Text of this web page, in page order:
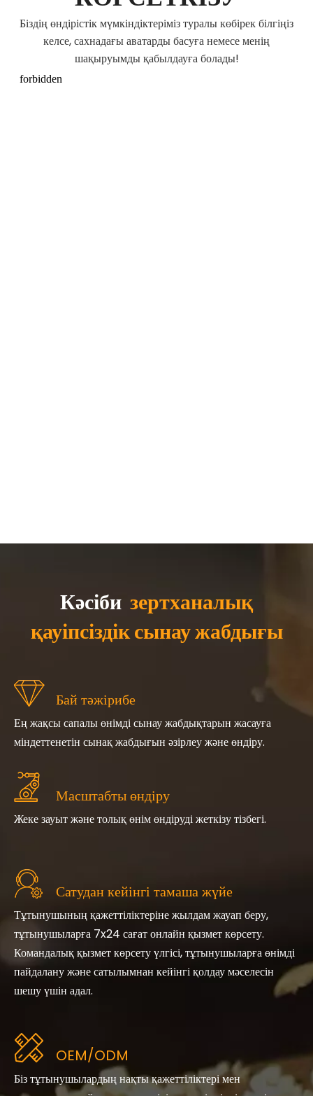
Біздің өндірістік мүмкіндіктеріміз туралы көбірек білгіңіз
келсе, сахнадағы аватарды басуға немесе менің
шақыруымды қабылдауға болады!
Кәсіби зертханалық
қауіпсіздік сынау жабдығы
Бай тәжірибе
Ең жақсы сапалы өнімді сынау жабдықтарын жасауға
міндеттенетін сынақ жабдығын әзірлеу және өндіру.
Масштабты өндіру
Жеке зауыт және толық өнім өндіруді жеткізу тізбегі.
Сатудан кейінгі тамаша жүйе
Тұтынушының қажеттіліктеріне жылдам жауап беру,
тұтынушыларға 7x24 сағат онлайн қызмет көрсету.
Командалық қызмет көрсету үлгісі, тұтынушыларға өнімді
пайдалану және сатылымнан кейінгі қолдау мәселесін
шешу үшін адал.
OEM/ODM
Біз тұтынушылардың нақты қажеттіліктері мен